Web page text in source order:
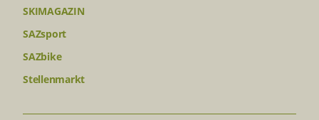
SKIMAGAZIN
SAZsport
SAZbike
Stellenmarkt